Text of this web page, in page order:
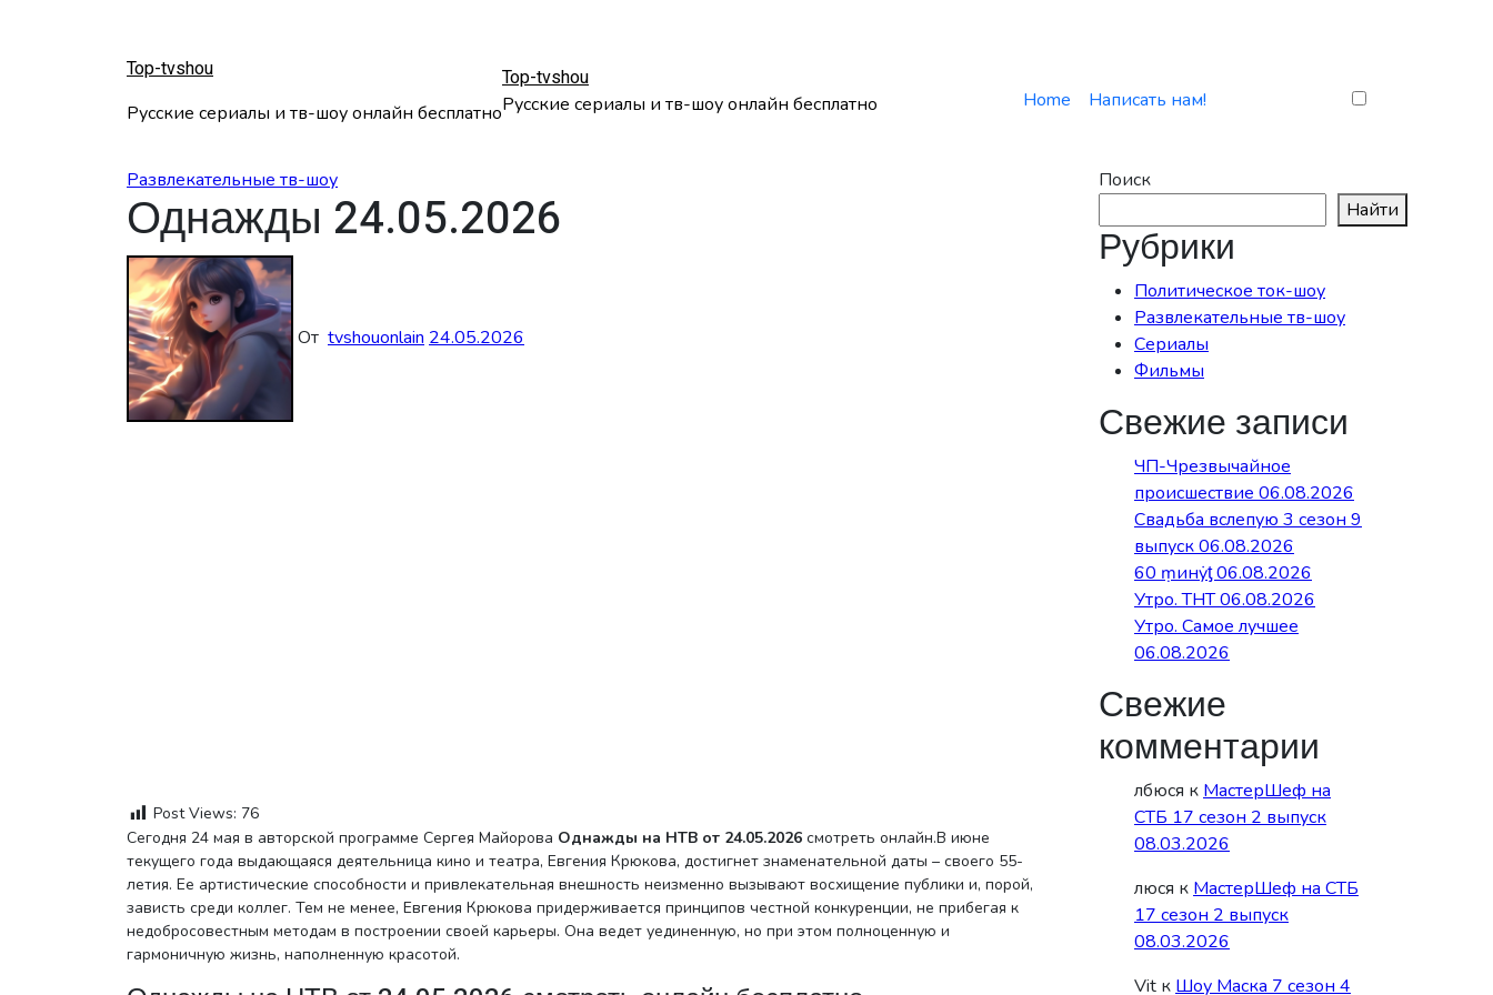
Top-tvshou
Русские сериалы и тв-шоу онлайн бесплатно
Top-tvshou
Русские сериалы и тв-шоу онлайн бесплатно Home Написать нам!
Развлекательные тв-шоу
Однажды 24.05.2026
От tvshouonlain 24.05.2026
Post Views: 76
Сегодня 24 мая в авторской программе Сергея Майорова Однажды на НТВ от 24.05.2026 смотреть онлайн.В июне
текущего года выдающаяся деятельница кино и театра, Евгения Крюкова, достигнет знаменательной даты – своего 55-
летия. Ее артистические способности и привлекательная внешность неизменно вызывают восхищение публики и, порой,
зависть среди коллег. Тем не менее, Евгения Крюкова придерживается принципов честной конкуренции, не прибегая к
недобросовестным методам в построении своей карьеры. Она ведет уединенную, но при этом полноценную и
гармоничную жизнь, наполненную красотой.
Поиск
Найти
Рубрики
Политическое ток-шоу
Развлекательные тв-шоу
Сериалы
Фильмы
Свежие записи
ЧП-Чрезвычайное
происшествие 06.08.2026
Свадьба вслепую 3 сезон 9
выпуск 06.08.2026
60 ṃинẏƫ 06.08.2026
Утро. ТНТ 06.08.2026
Утро. Самое лучшее
06.08.2026
Свежие
комментарии
лбюся к МастерШеф на
СТБ 17 сезон 2 выпуск
08.03.2026
люся к МастерШеф на СТБ
17 сезон 2 выпуск
08.03.2026
Vit к Шоу Маска 7 сезон 4